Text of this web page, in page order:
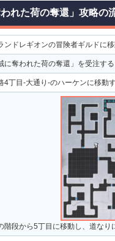
われた荷の奪還」攻略の
ンドレギオンの冒険者ギルドに
に奪われた荷の奪還」を受注する
4丁目-大通り-のハーケンに移動
階段から5丁目に移動し、道なり